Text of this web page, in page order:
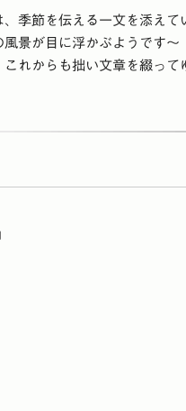
季節を伝える一文を添えて
景が目に浮かぶようです～
れからも拙い文章を綴って